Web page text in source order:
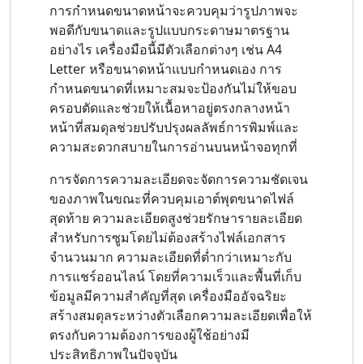
การกำหนดขนาดหน้าจะควบคุมว่ารูปภาพจะ
พอดีกับขนาดและรูปแบบกระดาษมาตรฐาน
อย่างไร เครื่องมือนี้มีตัวเลือกต่างๆ เช่น A4
Letter หรือขนาดหน้าแบบกำหนดเอง การ
กำหนดขนาดที่เหมาะสมจะป้องกันไม่ให้ขอบ
ครอบตัดและช่วยให้เนื้อหาอยู่ตรงกลางหน้า
หน้าที่สมดุลช่วยปรับปรุงผลลัพธ์การพิมพ์และ
ความสะดวกสบายในการอ่านบนหน้าจอทุกที่
การจัดการความละเอียดจะจัดการความชัดเจน
ของภาพในขณะที่ควบคุมเอาต์พุตขนาดไฟล์
สุดท้าย ความละเอียดสูงช่วยรักษารายละเอียด
สำหรับการซูมโดยไม่ต้องสร้างไฟล์เอกสาร
จำนวนมาก ความละเอียดที่ต่ำกว่าเหมาะกับ
การแชร์ออนไลน์ โดยที่ความเร็วและพื้นที่เก็บ
ข้อมูลมีความสำคัญที่สุด เครื่องมืออัจฉริยะ
สร้างสมดุลระหว่างตัวเลือกความละเอียดเพื่อให้
ตรงกับความต้องการของผู้ใช้อย่างมี
ประสิทธิภาพในปัจจุบัน